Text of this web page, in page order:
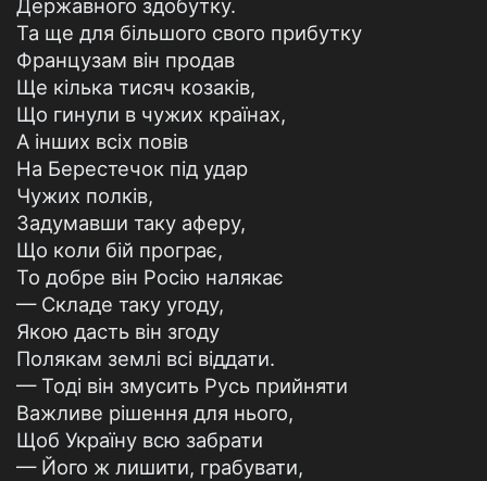
Державного здобутку.
Та ще для більшого свого прибутку
Французам він продав
Ще кілька тисяч козаків,
Що гинули в чужих країнах,
А інших всіх повів
На Берестечок під удар
Чужих полків,
Задумавши таку аферу,
Що коли бій програє,
То добре він Росію налякає
— Складе таку угоду,
Якою дасть він згоду
Полякам землі всі віддати.
— Тоді він змусить Русь прийняти
Важливе рішення для нього,
Щоб Україну всю забрати
— Його ж лишити, грабувати,